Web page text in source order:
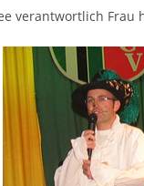
verantwortlich Frau